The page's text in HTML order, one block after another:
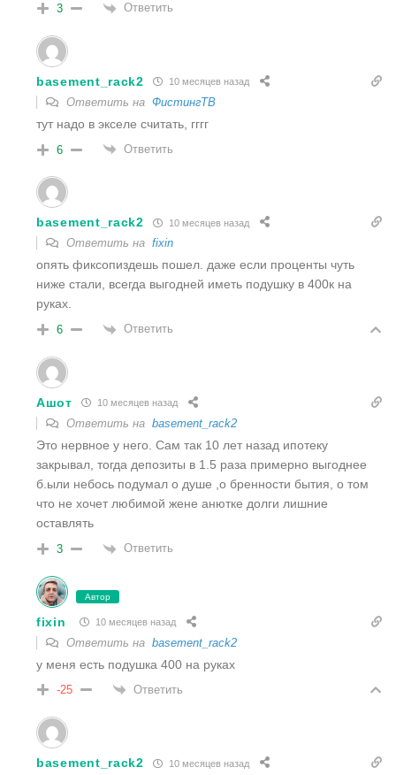
3 Ответить
basement_rack2 10 месяцев назад
Ответить на ФистингТВ
тут надо в экселе считать, гггг
6 Ответить
basement_rack2 10 месяцев назад
Ответить на fixin
опять фиксопиздешь пошел. даже если проценты чуть
ниже стали, всегда выгодней иметь подушку в 400к на
руках.
6 Ответить
Ашот 10 месяцев назад
Ответить на basement_rack2
Это нервное у него. Сам так 10 лет назад ипотеку
закрывал, тогда депозиты в 1.5 раза примерно выгоднее
б.ыли небось подумал о душе ,о бренности бытия, о том
что не хочет любимой жене анютке долги лишние
оставлять
3 Ответить
Автор
fixin 10 месяцев назад
Ответить на basement_rack2
у меня есть подушка 400 на руках
-25 Ответить
basement_rack2 10 месяцев назад